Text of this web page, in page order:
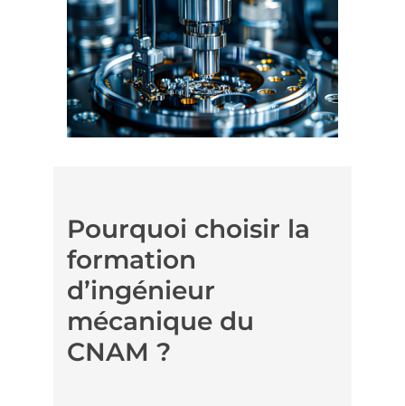
Pourquoi choisir la
formation
d’ingénieur
mécanique du
CNAM ?